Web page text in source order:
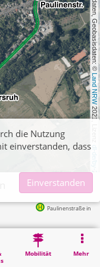
, Kartendaten, Geobasisdaten: ©
Land NRW
2021, Lizenz
dl-de/by-2-0
Mobilität Mehr
Paulinenstraße in 354m
die Nutzung
einverstanden, dass
Einverstanden